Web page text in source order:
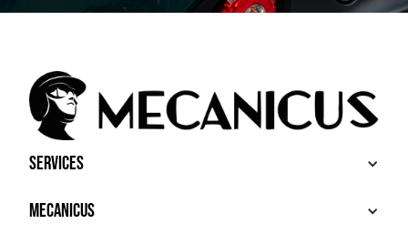
Services
ACHETER
VENDRE
Mecanicus